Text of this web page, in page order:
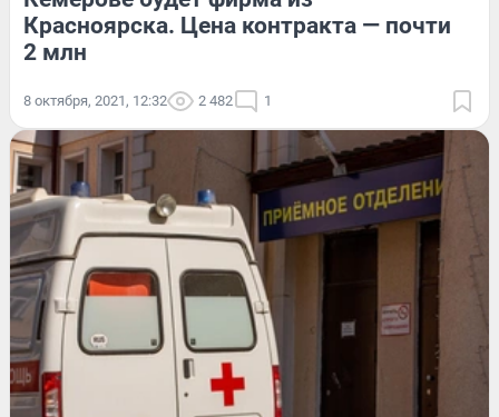
Красноярска. Цена контракта — почти
2 млн
8 октября, 2021, 12:32 2 482 1